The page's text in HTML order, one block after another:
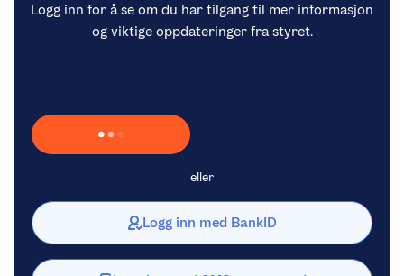
Logg inn for å se om du har tilgang til mer informasjon
og viktige oppdateringer fra styret.
Laster inn Vipps …
eller
Logg inn med BankID